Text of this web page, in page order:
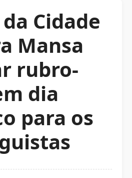
Cidade
Mansa
rubro-
dia
para os